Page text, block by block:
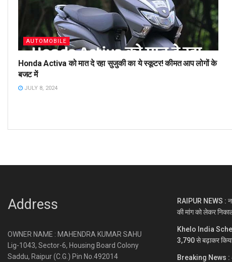
AUTOMOBILE
Honda Activa को मात दे रहा सुजुकी का ये स्कूटर! कीमत आप लोगों के
बजट में
JULY 8, 2024
Address
OWNER NAME : MAHENDRA KUMAR SAHU
Lig-1043, Sector-6, Housing Board Colony
Saddu, Raipur (C.G.) Pin No.492014
RAIPUR NEWS :
की मांग को लेकर
Khelo India
3,790 से बढ़ाकर
Breaking News :